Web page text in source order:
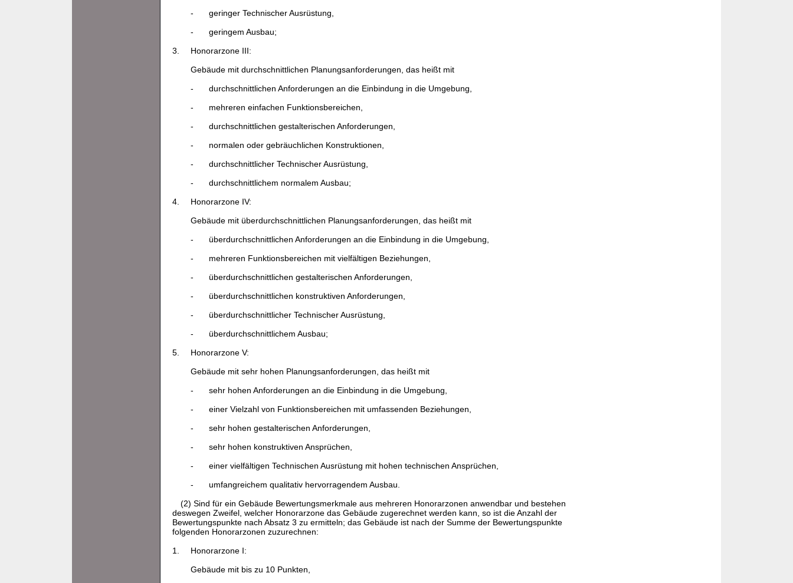
-
geringer Technischer Ausrüstung,
-
geringem Ausbau;
3.
Honorarzone III:
Gebäude mit durchschnittlichen Planungsanforderungen, das heißt mit
-
durchschnittlichen Anforderungen an die Einbindung in die Umgebung,
-
mehreren einfachen Funktionsbereichen,
-
durchschnittlichen gestalterischen Anforderungen,
-
normalen oder gebräuchlichen Konstruktionen,
-
durchschnittlicher Technischer Ausrüstung,
-
durchschnittlichem normalem Ausbau;
4.
Honorarzone IV:
Gebäude mit überdurchschnittlichen Planungsanforderungen, das heißt mit
-
überdurchschnittlichen Anforderungen an die Einbindung in die Umgebung,
-
mehreren Funktionsbereichen mit vielfältigen Beziehungen,
-
überdurchschnittlichen gestalterischen Anforderungen,
-
überdurchschnittlichen konstruktiven Anforderungen,
-
überdurchschnittlicher Technischer Ausrüstung,
-
überdurchschnittlichem Ausbau;
5.
Honorarzone V:
Gebäude mit sehr hohen Planungsanforderungen, das heißt mit
-
sehr hohen Anforderungen an die Einbindung in die Umgebung,
-
einer Vielzahl von Funktionsbereichen mit umfassenden Beziehungen,
-
sehr hohen gestalterischen Anforderungen,
-
sehr hohen konstruktiven Ansprüchen,
-
einer vielfältigen Technischen Ausrüstung mit hohen technischen Ansprüchen,
-
umfangreichem qualitativ hervorragendem Ausbau.
(2) Sind für ein Gebäude Bewertungsmerkmale aus mehreren Honorarzonen anwendbar und bestehen
deswegen Zweifel, welcher Honorarzone das Gebäude zugerechnet werden kann, so ist die Anzahl der
Bewertungspunkte nach Absatz 3 zu ermitteln; das Gebäude ist nach der Summe der Bewertungspunkte
folgenden Honorarzonen zuzurechnen:
1.
Honorarzone I:
Gebäude mit bis zu 10 Punkten,